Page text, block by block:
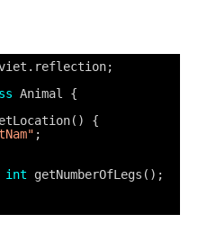
Animal {
{
;
int
getNumberOfLegs();